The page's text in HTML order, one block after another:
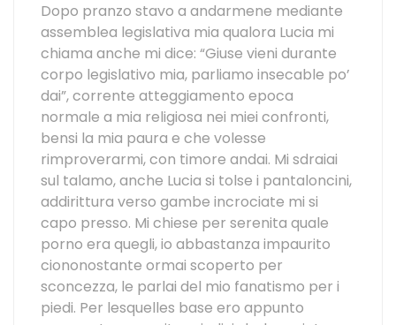
Dopo pranzo stavo a andarmene mediante
assemblea legislativa mia qualora Lucia mi
chiama anche mi dice: “Giuse vieni durante
corpo legislativo mia, parliamo insecable po’
dai”, corrente atteggiamento epoca
normale a mia religiosa nei miei confronti,
bensi la mia paura e che volesse
rimproverarmi, con timore andai. Mi sdraiai
sul talamo, anche Lucia si tolse i pantaloncini,
addirittura verso gambe incrociate mi si
capo presso. Mi chiese per serenita quale
porno era quegli, io abbastanza impaurito
ciononostante ormai scoperto per
sconcezza, le parlai del mio fanatismo per i
piedi. Per lesquelles base ero appunto